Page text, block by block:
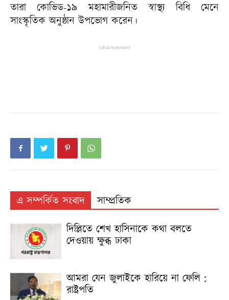
তারা কোভিড-১৯ মহামারীজনিত স্বাস্থ্য বিধি মেনে
সাংস্কৃতিক অনুষ্ঠান উপভোগ করেন।
Advertisement
এ সম্পর্কিত সংবাদ
সাম্প্রতিক
দিল্লিতে শেখ হাসিনাকে কথা বলতে
দেওয়ায় ক্ষুব্ধ ঢাকা
আমরা যেন জুলাইকে হারিয়ে না ফেলি :
রাষ্ট্রপতি